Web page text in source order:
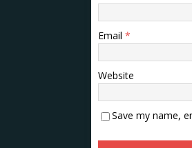
Email *
Website
Save my name,